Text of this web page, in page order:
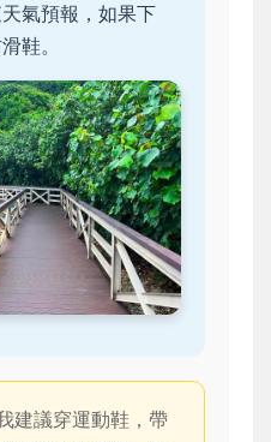
氣預報，如果下
鞋。
建議穿運動鞋，帶